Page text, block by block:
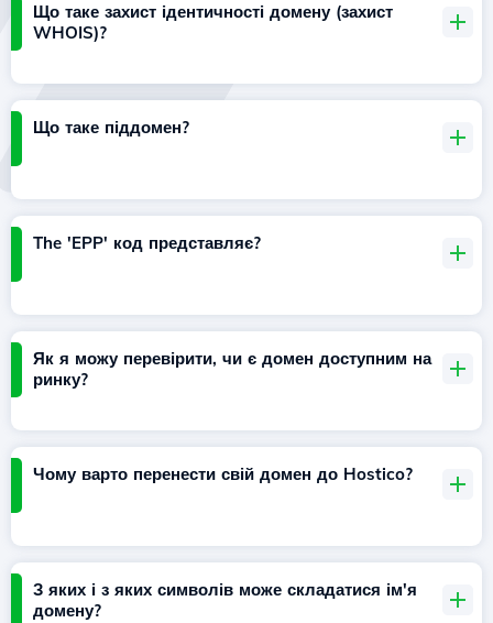
Що таке захист ідентичності домену (захист
WHOIS)?
Що таке піддомен?
The 'EPP' код представляє?
Як я можу перевірити, чи є домен доступним на
ринку?
Чому варто перенести свій домен до Hostico?
З яких і з яких символів може складатися ім'я
домену?